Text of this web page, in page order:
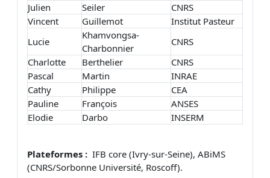
Julien
Seiler
CNRS
Vincent
Guillemot
Institut Pasteur
Lucie
Khamvongsa-
Charbonnier
CNRS
Charlotte
Berthelier
CNRS
Pascal
Martin
INRAE
Cathy
Philippe
CEA
Pauline
François
ANSES
Elodie
Darbo INSERM
Plateformes : IFB core (Ivry-sur-Seine), ABiMS
(CNRS/Sorbonne Université, Roscoff).